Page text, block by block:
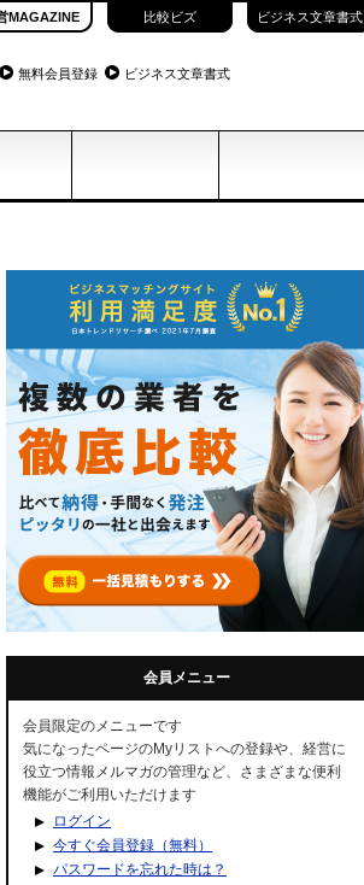
MAGAZINE 比較ビズ ビジネス文章書式
無料会員登録 ビジネス文章書式
会員メニュー
会員限定のメニューです
気になったページのMyリストへの登録や、経営に
役立つ情報メルマガの管理など、さまざまな便利
機能がご利用いただけます
ログイン
今すぐ会員登録（無料）
パスワードを忘れた時は？